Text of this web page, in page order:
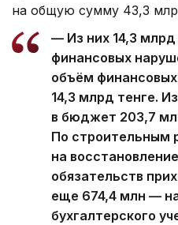
на общую сумму 43,3
— Из них 14,3
финансовых
объём
14,3 млрд тенге.
в бюджет 203,7
По строительным
на
обязательств
еще 674,4 млн —
бухгалтерского